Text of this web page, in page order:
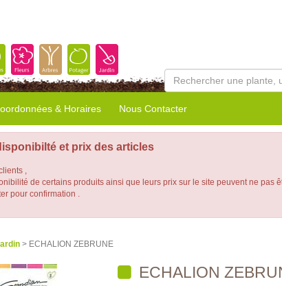
& Horaires Nous Contacter
et prix des articles
,
de certains produits ainsi que leurs prix sur le site peuvent ne pas
pour confirmation .
> ECHALION ZEBRUNE
ECHALION